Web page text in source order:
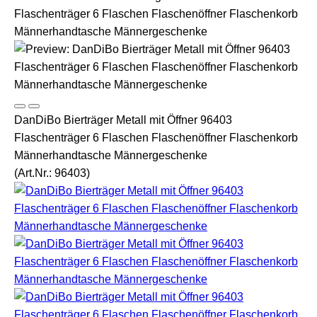
DanDiBo Bierträger Metall mit Öffner 96403
Flaschenträger 6 Flaschen Flaschenöffner Flaschenkorb
Männerhandtasche Männergeschenke
(Art.Nr.: 96403)